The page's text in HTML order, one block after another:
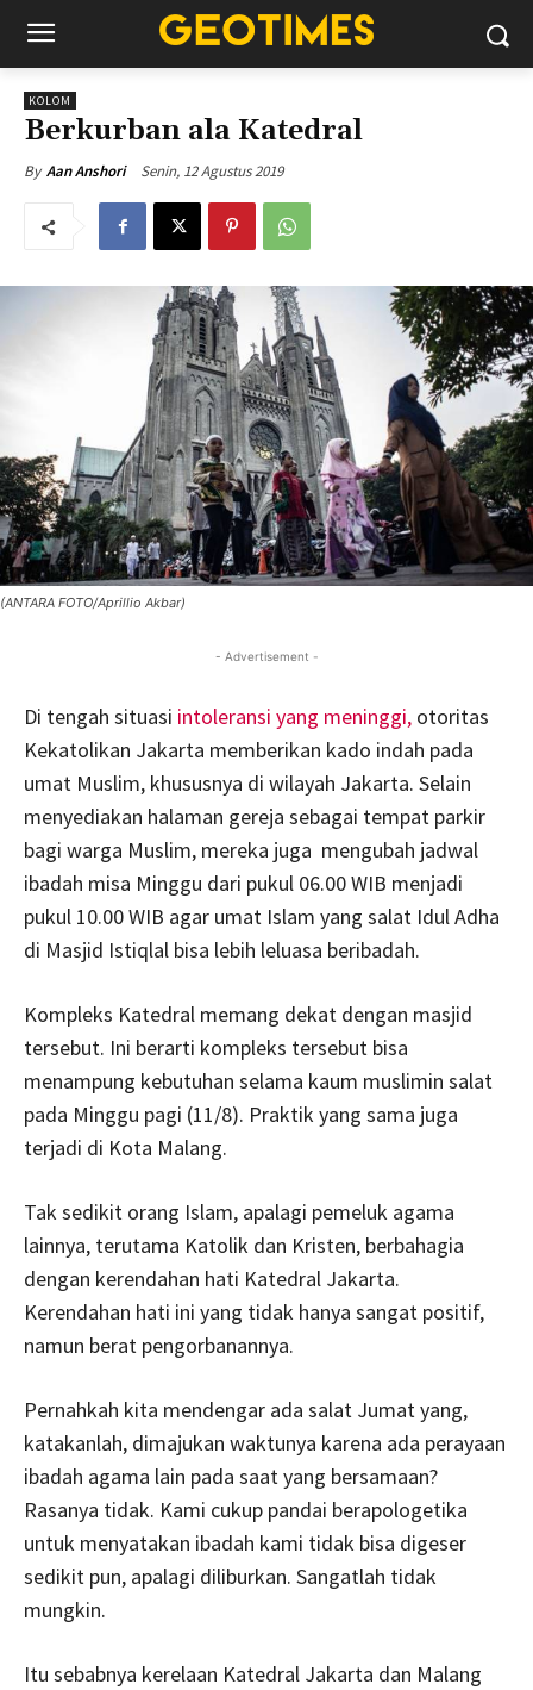
KOLOM
Berkurban ala Katedral
By Aan Anshori Senin, 12 Agustus 2019
(ANTARA FOTO/Aprillio Akbar)
- Advertisement -
Di tengah situasi intoleransi yang meninggi, otoritas
Kekatolikan Jakarta memberikan kado indah pada
umat Muslim, khususnya di wilayah Jakarta. Selain
menyediakan halaman gereja sebagai tempat parkir
bagi warga Muslim, mereka juga mengubah jadwal
ibadah misa Minggu dari pukul 06.00 WIB menjadi
pukul 10.00 WIB agar umat Islam yang salat Idul Adha
di Masjid Istiqlal bisa lebih leluasa beribadah.
Kompleks Katedral memang dekat dengan masjid
tersebut. Ini berarti kompleks tersebut bisa
menampung kebutuhan selama kaum muslimin salat
pada Minggu pagi (11/8). Praktik yang sama juga
terjadi di Kota Malang.
Tak sedikit orang Islam, apalagi pemeluk agama
lainnya, terutama Katolik dan Kristen, berbahagia
dengan kerendahan hati Katedral Jakarta.
Kerendahan hati ini yang tidak hanya sangat positif,
namun berat pengorbanannya.
Pernahkah kita mendengar ada salat Jumat yang,
katakanlah, dimajukan waktunya karena ada perayaan
ibadah agama lain pada saat yang bersamaan?
Rasanya tidak. Kami cukup pandai berapologetika
untuk menyatakan ibadah kami tidak bisa digeser
sedikit pun, apalagi diliburkan. Sangatlah tidak
mungkin.
Itu sebabnya kerelaan Katedral Jakarta dan Malang